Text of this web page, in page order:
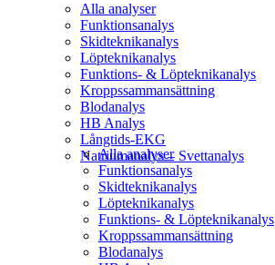
Alla analyser
Funktionsanalys
Skidteknikanalys
Löpteknikanalys
Funktions- & Löpteknikanalys
Kroppssammansättning
Blodanalys
HB Analys
Långtids-EKG
Natriumanalys – Svettanalys
Alla analyser
Funktionsanalys
Skidteknikanalys
Löpteknikanalys
Funktions- & Löpteknikanalys
Kroppssammansättning
Blodanalys